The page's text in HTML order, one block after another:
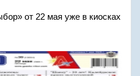
от 22 мая уже в киосках